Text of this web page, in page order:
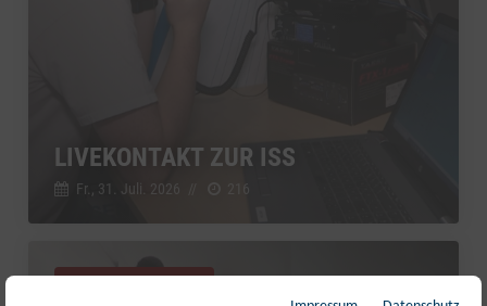
LIVEKONTAKT ZUR ISS
Fr., 31. Juli. 2026